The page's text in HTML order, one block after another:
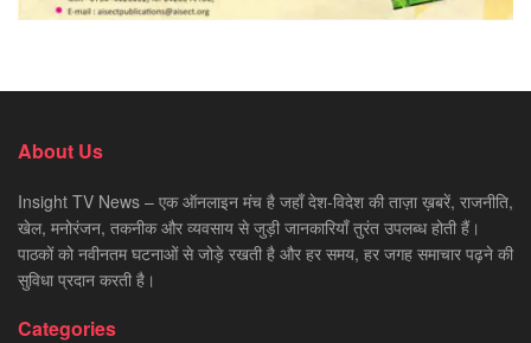
About Us
Insight TV News – एक ऑनलाइन मंच है जहाँ देश-विदेश की ताज़ा ख़बरें, राजनीति,
खेल, मनोरंजन, तकनीक और व्यवसाय से जुड़ी जानकारियाँ तुरंत उपलब्ध होती हैं।
पाठकों को नवीनतम घटनाओं से जोड़े रखती है और हर समय, हर जगह समाचार पढ़ने की
सुविधा प्रदान करती है।
Categories